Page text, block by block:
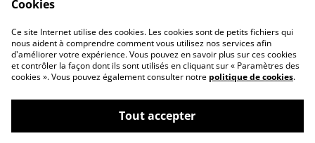
Politique de
confidentialité
Politique de cookies
Calendrier:
Brocantes,Bourse...
©2026VINYLSHOP85
Cookies
Ce site Internet utilise des cookies. Les cookies sont de petits fichiers qui
nous aident à comprendre comment vous utilisez nos services afin
d'améliorer votre expérience. Vous pouvez en savoir plus sur ces cookies
et contrôler la façon dont ils sont utilisés en cliquant sur « Paramètres des
cookies ». Vous pouvez également consulter notre politique de cookies.
Tout accepter